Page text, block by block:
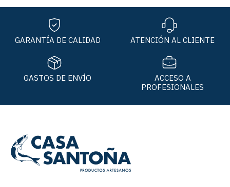
pueden
la
GARANTÍA DE CALIDAD ATENCIÓN AL CLIENTE
GASTOS DE ENVÍO
ACCESO A
PROFESIONALES